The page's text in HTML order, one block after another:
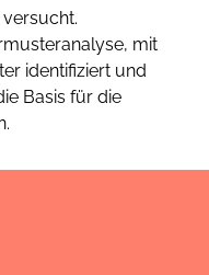
mit
identifiziert und
Basis für die